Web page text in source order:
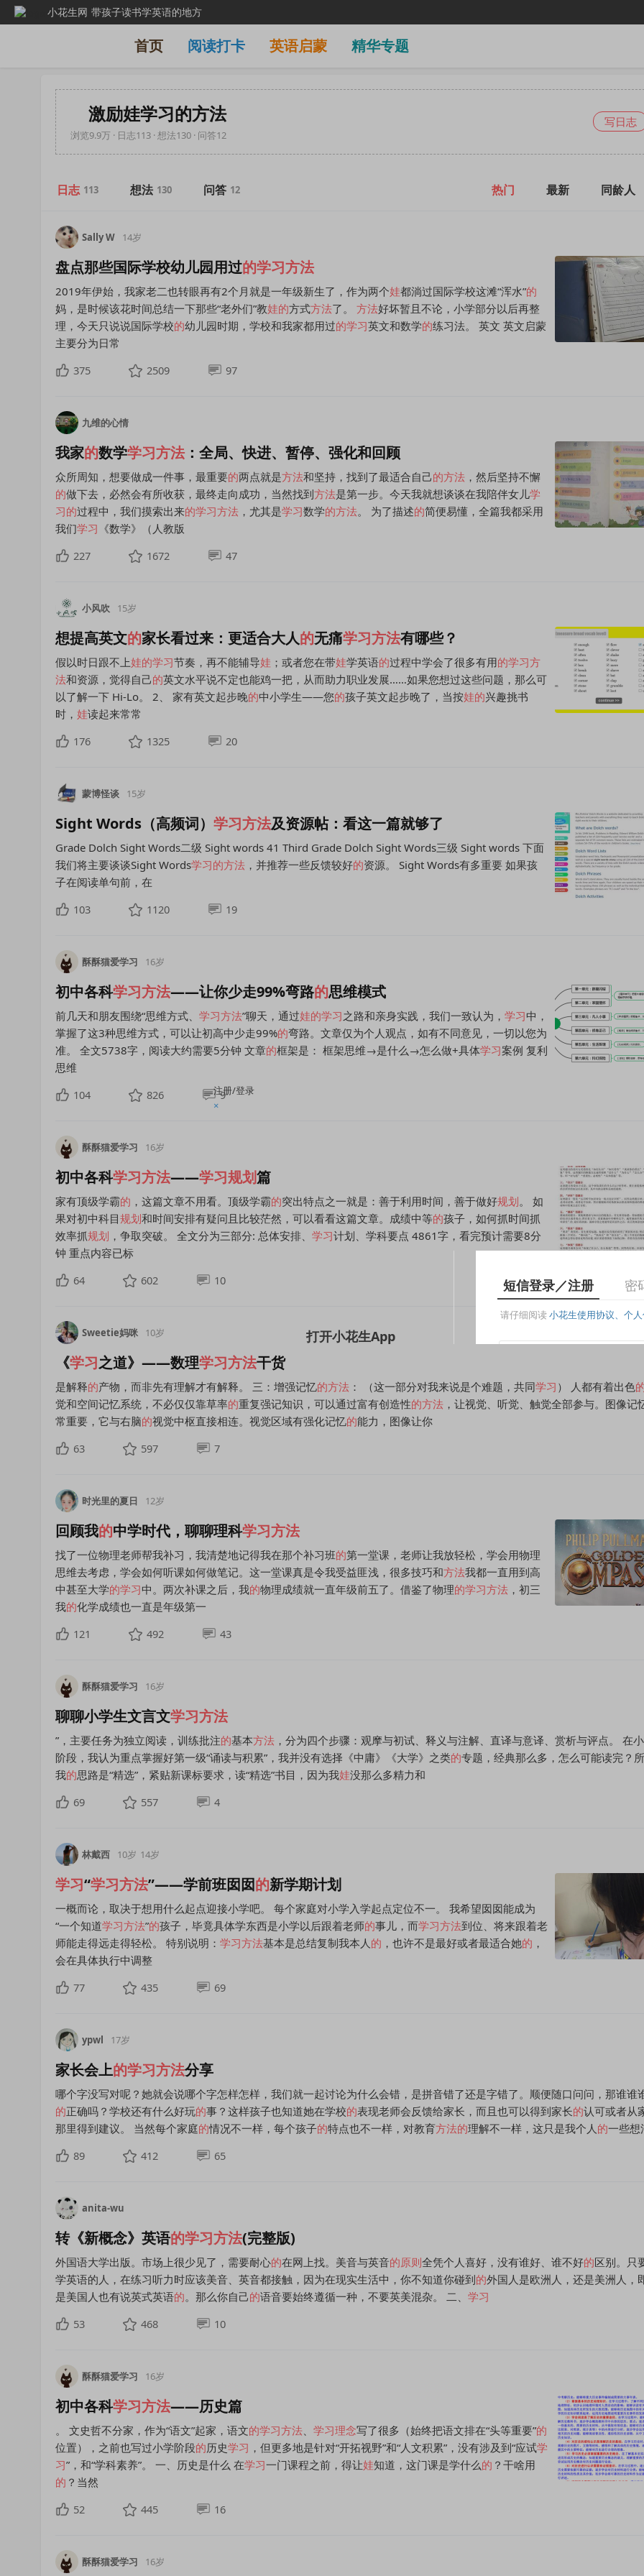
注册/登录
×
小花生网 带孩子读书学英语的地方
首页 阅读打卡 英语启蒙 精华专题
激励娃学习的方法
浏览9.9万 · 日志113 · 想法130 · 问答12
写日志
日志 113 想法 130 问答 12 热门 最新 同龄人
Sally W 14岁
盘点那些国际学校幼儿园用过的学习方法
2019年伊始，我家老二也转眼再有2个月就是一年级新生了，作为两个娃都淌过国际学校这滩“浑水”的
妈，是时候该花时间总结一下那些“老外们”教娃的方式方法了。 方法好坏暂且不论，小学部分以后再整
理，今天只说说国际学校的幼儿园时期，学校和我家都用过的学习英文和数学的练习法。 英文 英文启蒙
主要分为日常
375
2509 97
九维的心情
我家的数学学习方法 ：全局、快进、暂停、强化和回顾
众所周知，想要做成一件事，最重要的两点就是方法和坚持，找到了最适合自己的方法 ，然后坚持不懈
的做下去，必然会有所收获，最终走向成功，当然找到方法是第一步。今天我就想谈谈在我陪伴女儿学
习的过程中，我们摸索出来的学习方法 ，尤其是学习数学的方法。 为了描述的简便易懂，全篇我都采用
我们学习 《数学》（人教版
227
1672 47
小风吹 15岁
想提高英文的家长看过来：更适合大人的无痛学习方法有哪些？
假以时日跟不上娃的学习节奏，再不能辅导娃 ；或者您在带娃学英语的过程中学会了很多有用的学习方
法和资源，觉得自己的英文水平说不定也能鸡一把，从而助力职业发展……如果您想过这些问题，那么可
以了解一下 Hi-Lo。 2、 家有英文起步晚的中小学生——您的孩子英文起步晚了，当按娃的兴趣挑书
时， 娃读起来常常
176
1325 20
蒙博怪谈 15岁
Sight Words（高频词） 学习方法及资源帖：看这一篇就够了
Grade Dolch Sight Words二级 Sight words 41 Third Grade Dolch Sight Words三级 Sight words 下面
我们将主要谈谈Sight Words学习的方法 ，并推荐一些反馈较好的资源。 Sight Words有多重要 如果孩
子在阅读单句前，在
103
1120 19
酥酥猫爱学习 16岁
初中各科学习方法——让你少走99%弯路的思维模式
前几天和朋友围绕“思维方式、 学习方法”聊天，通过娃的学习之路和亲身实践，我们一致认为， 学习中，
掌握了这3种思维方式，可以让初高中少走99%的弯路。文章仅为个人观点，如有不同意见，一切以您为
准。 全文5738字，阅读大约需要5分钟 文章的框架是： 框架思维→是什么→怎么做+具体学习案例 复利
思维
104
826 9
酥酥猫爱学习 16岁
初中各科学习方法——学习规划篇
家有顶级学霸的 ，这篇文章不用看。顶级学霸的突出特点之一就是：善于利用时间，善于做好规划。 如
果对初中科目规划和时间安排有疑问且比较茫然，可以看看这篇文章。成绩中等的孩子，如何抓时间抓
效率抓规划 ，争取突破。 全文分为三部分: 总体安排、 学习计划、学科要点 4861字，看完预计需要8分
钟 重点内容已标
64
602 10
Sweetie妈咪 10岁
《学习之道》——数理学习方法干货
是解释的产物，而非先有理解才有解释。 三：增强记忆的方法 ： （这一部分对我来说是个难题，共同学习 ） 人都有着出色
觉和空间记忆系统，不必仅仅靠草率的重复强记知识，可以通过富有创造性的方法 ，让视觉、听觉、触觉全部参与。图像记
常重要，它与右脑的视觉中枢直接相连。视觉区域有强化记忆的能力，图像让你
63
597 7
时光里的夏日 12岁
回顾我的中学时代，聊聊理科学习方法
找了一位物理老师帮我补习，我清楚地记得我在那个补习班的第一堂课，老师让我放轻松，学会用物理
思维去考虑，学会如何听课如何做笔记。这一堂课真是令我受益匪浅，很多技巧和方法我都一直用到高
中甚至大学的学习中。两次补课之后，我的物理成绩就一直年级前五了。借鉴了物理的学习方法 ，初三
我的化学成绩也一直是年级第一
121
492 43
酥酥猫爱学习 16岁
聊聊小学生文言文学习方法
”，主要任务为独立阅读，训练批注的基本方法 ，分为四个步骤：观摩与初试、释义与注解、直译与意译、赏析与评点。 在
阶段，我认为重点掌握好第一级“诵读与积累”，我并没有选择《中庸》《大学》之类的专题，经典那么多，怎么可能读完？
我的思路是“精选”，紧贴新课标要求，读“精选”书目，因为我娃没那么多精力和
69
557 4
林戴西 10岁 14岁
学习“学习方法”——学前班囡囡的新学期计划
一概而论，取决于想用什么起点迎接小学吧。 每个家庭对小学入学起点定位不一。 我希望囡囡能成为
“一个知道学习方法”的孩子，毕竟具体学东西是小学以后跟着老师的事儿，而学习方法到位、将来跟着老
师能走得远走得轻松。 特别说明： 学习方法基本是总结复制我本人的 ，也许不是最好或者最适合她的 ，
会在具体执行中调整
77
435 69
ypwl 17岁
家长会上的学习方法分享
哪个字没写对呢？她就会说哪个字怎样怎样，我们就一起讨论为什么会错，是拼音错了还是字错了。顺便随口问问，那谁谁
的正确吗？学校还有什么好玩的事？这样孩子也知道她在学校的表现老师会反馈给家长，而且也可以得到家长的认可或者从
那里得到建议。 当然每个家庭的情况不一样，每个孩子的特点也不一样，对教育方法的理解不一样，这只是我个人的一些想
89
412 65
anita-wu
转《新概念》英语的学习方法(完整版)
外国语大学出版。市场上很少见了，需要耐心的在网上找。美音与英音的原则全凭个人喜好，没有谁好、谁不好的区别。只
学英语的人，在练习听力时应该美音、英音都接触，因为在现实生活中，你不知道你碰到的外国人是欧洲人，还是美洲人，
是美国人也有说英式英语的。那么你自己的语音要始终遵循一种，不要英美混杂。 二、 学习
53
468 10
酥酥猫爱学习 16岁
初中各科学习方法——历史篇
。 文史哲不分家，作为“语文”起家，语文的学习方法、 学习理念写了很多（始终把语文排在“头等重要”的
位置），之前也写过小学阶段的历史学习 ，但更多地是针对“开拓视野”和“人文积累”，没有涉及到“应试学
习”，和“学科素养”。 一、历史是什么 在学习一门课程之前，得让娃知道，这门课是学什么的 ？干啥用
的 ？当然
52
445 16
酥酥猫爱学习 16岁